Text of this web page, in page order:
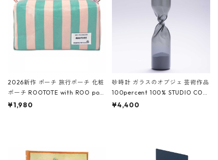
ーガンディー、オフホワイト
2026新作 ポーチ 旅行ポーチ 化粧
ポーチ ROOTOTE with ROO pou
ch 3532 ルートート WR.ポーチ.ラ
¥1,980
砂時計 ガラスのオブジェ 芸術作品
100percent 100% STUDIO COH
AKU Timeless 100パーセント ス
¥4,400